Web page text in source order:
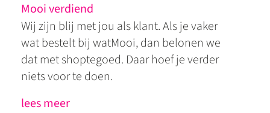
Mooi verdiend
Wij zijn blij met jou als klant. Als je vaker
wat bestelt bij watMooi, dan belonen we
dat met shoptegoed. Daar hoef je verder
niets voor te doen.
lees meer